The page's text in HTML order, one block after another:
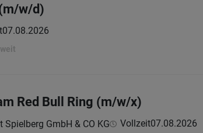
w/d)
07.08.2026
Red Bull Ring (m/w/x)
Spielberg GmbH & CO KG Vollzeit07.08.2026